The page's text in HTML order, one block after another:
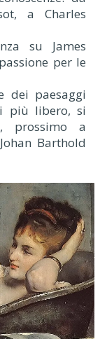
a Charles
su James
per le
dei paesaggi
più libero, si
prossimo a
Barthold